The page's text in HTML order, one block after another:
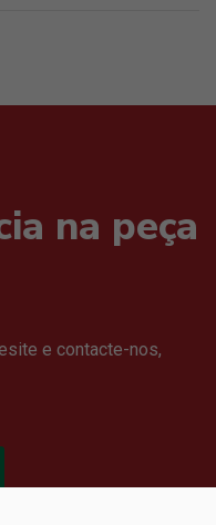
na peça
e contacte-nos,